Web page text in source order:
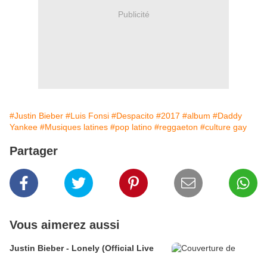
Publicité
#Justin Bieber #Luis Fonsi #Despacito #2017 #album #Daddy
Yankee #Musiques latines #pop latino #reggaeton #culture gay
Partager
Vous aimerez aussi
Justin Bieber - Lonely (Official Live